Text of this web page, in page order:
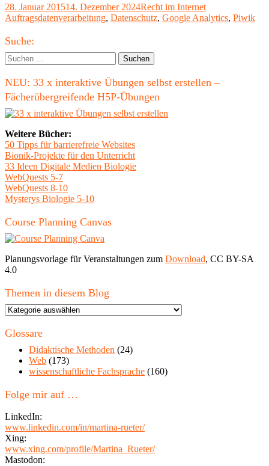
die
Website!?"
Veröffentlicht
am
28. Januar 201514. Dezember 2024Kategorien
Recht im InternetSchlagwörter
Auftragsdatenverarbeitung, Datenschutz, Google Analytics, Piwik
Haupt-
Seitenleiste
Suche:
Suchen
nach:
NEU: 33 x interaktive Übungen selbst erstellen –
Fächerübergreifende H5P-Übungen
Weitere Bücher:
50 Tipps für barrierefreie Websites
Bionik-Projekte für den Unterricht
33 Ideen Digitale Medien Biologie
WebQuests 5-7
WebQuests 8-10
Mysterys Biologie 5-10
Course Planning Canvas
Planungsvorlage für Veranstaltungen zum Download, CC BY-SA
4.0
Themen in diesem Blog
Themen
diesem
Glossare
Didaktische Methoden (24)
Web (173)
wissenschaftliche Fachsprache (160)
Folge mir auf …
LinkedIn:
www.linkedin.com/in/martina-rueter/
Xing:
www.xing.com/profile/Martina_Rueter/
Mastodon: